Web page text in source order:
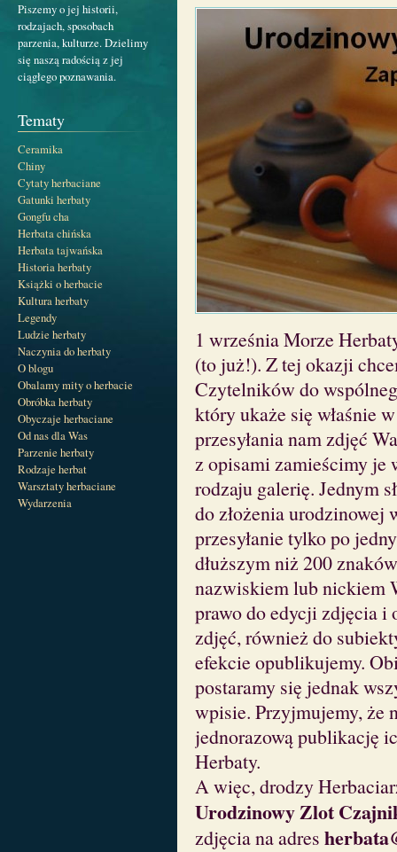
Piszemy o jej historii,
rodzajach, sposobach
parzenia, kulturze. Dzielimy
się naszą radością z jej
ciągłego poznawania.
Tematy
Ceramika
Chiny
Cytaty herbaciane
Gatunki herbaty
Gongfu cha
Herbata chińska
Herbata tajwańska
Historia herbaty
Książki o herbacie
Kultura herbaty
Legendy
Ludzie herbaty
Naczynia do herbaty
O blogu
Obalamy mity o herbacie
Obróbka herbaty
Obyczaje herbaciane
Od nas dla Was
Parzenie herbaty
Rodzaje herbat
Warsztaty herbaciane
Wydarzenia
1 września Morze
(to już!). Z tej okazji
Czytelników do
który ukaże się właśnie
przesyłania nam zdjęć
z opisami zamieścimy je
rodzaju galerię. Jednym
do złożenia
przesyłanie tylko po
dłuższym niż 200
nazwiskiem lub nickiem
prawo do edycji zdjęcia i
zdjęć, również do
efekcie opublikujemy.
postaramy się jednak
wpisie. Przyjmujemy, że
jednorazową publikację
Herbaty.
A więc, drodzy
Urodzinowy Zlot
zdjęcia na adres